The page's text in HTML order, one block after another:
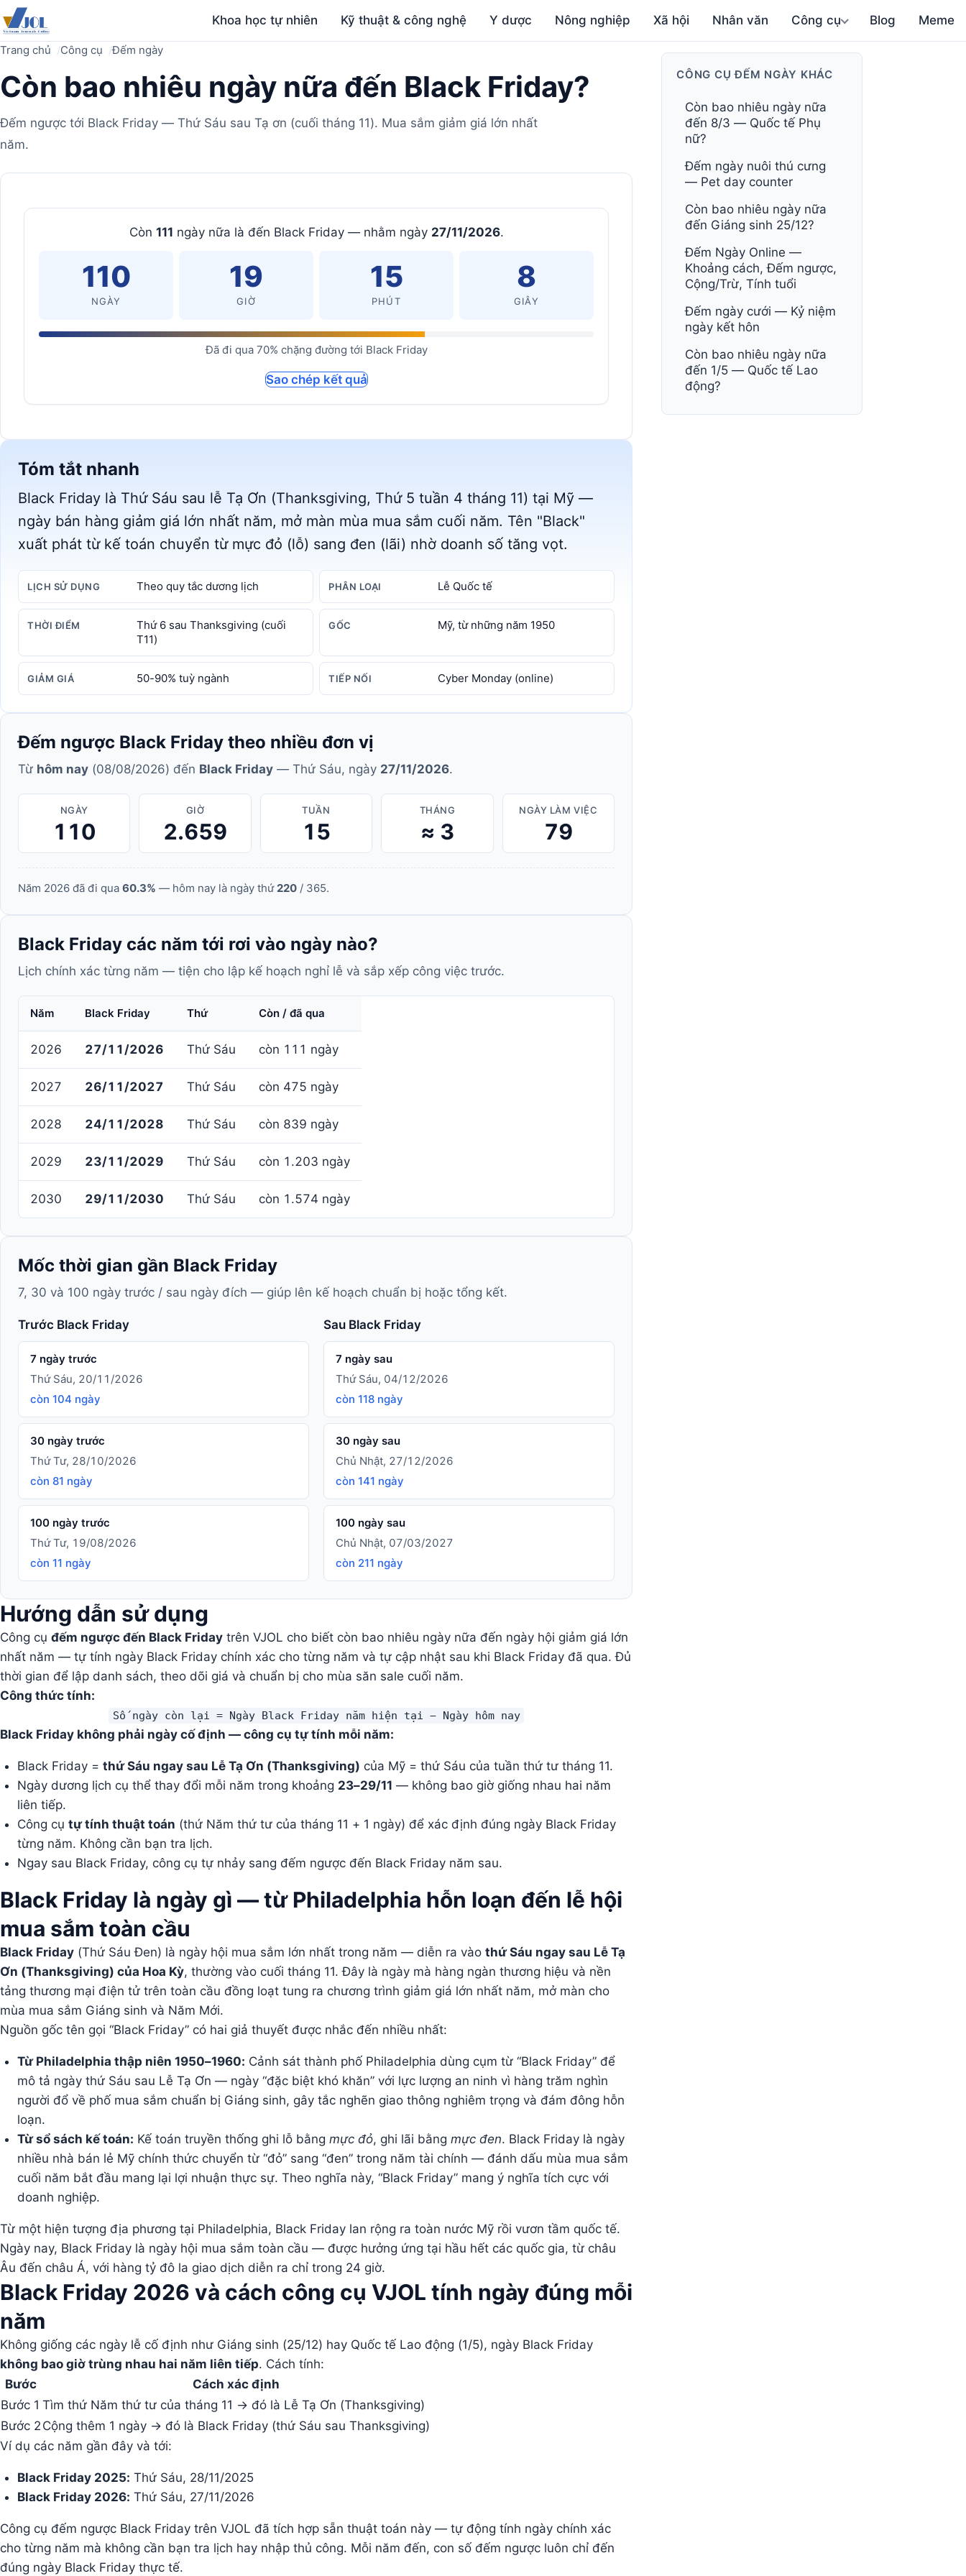
Khoa học tự nhiên Kỹ thuật & công nghệ Y dược Nông nghiệp Xã hội Nhân văn Công cụ Blog Meme
Trang chủ Công cụ Đếm ngày
Còn bao nhiêu ngày nữa đến Black Friday?
Đếm ngược tới Black Friday — Thứ Sáu sau Tạ ơn (cuối tháng 11). Mua sắm giảm giá lớn nhất
năm.
Máy
Còn 111 ngày nữa là đến Black Friday — nhằm ngày 27/11/2026.
110
NGÀY
19
GIỜ
15
PHÚT
7
GIÂY
Đã đi qua 70% chặng đường tới Black Friday
Sao chép kết quả
Tóm tắt nhanh
Black Friday là Thứ Sáu sau lễ Tạ Ơn (Thanksgiving, Thứ 5 tuần 4 tháng 11) tại Mỹ —
ngày bán hàng giảm giá lớn nhất năm, mở màn mùa mua sắm cuối năm. Tên "Black"
xuất phát từ kế toán chuyển từ mực đỏ (lỗ) sang đen (lãi) nhờ doanh số tăng vọt.
LỊCH SỬ DỤNG Theo quy tắc dương lịch PHÂN LOẠI Lễ Quốc tế
THỜI ĐIỂM
Thứ 6 sau Thanksgiving (cuối
T11)
GỐC Mỹ, từ những năm 1950
GIẢM GIÁ 50-90% tuỳ ngành TIẾP NỐI Cyber Monday (online)
Đếm ngược Black Friday theo nhiều đơn vị
Từ hôm nay (08/08/2026) đến Black Friday — Thứ Sáu, ngày 27/11/2026.
NGÀY
110
GIỜ
2.659
TUẦN
15
THÁNG
≈ 3
NGÀY LÀM VIỆC
79
Năm 2026 đã đi qua 60.3% — hôm nay là ngày thứ 220 / 365.
Black Friday các năm tới rơi vào ngày nào?
Lịch chính xác từng năm — tiện cho lập kế hoạch nghỉ lễ và sắp xếp công việc trước.
Năm Black Friday Thứ Còn / đã qua
2026 27/11/2026 Thứ Sáu còn 111 ngày
2027 26/11/2027 Thứ Sáu còn 475 ngày
2028 24/11/2028 Thứ Sáu còn 839 ngày
2029 23/11/2029 Thứ Sáu còn 1.203 ngày
2030 29/11/2030 Thứ Sáu còn 1.574 ngày
Mốc thời gian gần Black Friday
7, 30 và 100 ngày trước / sau ngày đích — giúp lên kế hoạch chuẩn bị hoặc tổng kết.
Trước Black Friday
7 ngày trước
Thứ Sáu, 20/11/2026
còn 104 ngày
30 ngày trước
Thứ Tư, 28/10/2026
còn 81 ngày
100 ngày trước
Thứ Tư, 19/08/2026
còn 11 ngày
Sau Black Friday
7 ngày sau
Thứ Sáu, 04/12/2026
còn 118 ngày
30 ngày sau
Chủ Nhật, 27/12/2026
còn 141 ngày
100 ngày sau
Chủ Nhật, 07/03/2027
còn 211 ngày
Hướng dẫn sử dụng
Công cụ đếm ngược đến Black Friday trên VJOL cho biết còn bao nhiêu ngày nữa đến ngày hội giảm giá lớn
nhất năm — tự tính ngày Black Friday chính xác cho từng năm và tự cập nhật sau khi Black Friday đã qua. Đủ
thời gian để lập danh sách, theo dõi giá và chuẩn bị cho mùa săn sale cuối năm.
Công thức tính:
Số ngày còn lại = Ngày Black Friday năm hiện tại − Ngày hôm nay
Black Friday không phải ngày cố định — công cụ tự tính mỗi năm:
Black Friday = thứ Sáu ngay sau Lễ Tạ Ơn (Thanksgiving) của Mỹ = thứ Sáu của tuần thứ tư tháng 11.
Ngày dương lịch cụ thể thay đổi mỗi năm trong khoảng 23–29/11 — không bao giờ giống nhau hai năm
liên tiếp.
Công cụ tự tính thuật toán (thứ Năm thứ tư của tháng 11 + 1 ngày) để xác định đúng ngày Black Friday
từng năm. Không cần bạn tra lịch.
Ngay sau Black Friday, công cụ tự nhảy sang đếm ngược đến Black Friday năm sau.
Black Friday là ngày gì — từ Philadelphia hỗn loạn đến lễ hội
mua sắm toàn cầu
Black Friday (Thứ Sáu Đen) là ngày hội mua sắm lớn nhất trong năm — diễn ra vào thứ Sáu ngay sau Lễ Tạ
Ơn (Thanksgiving) của Hoa Kỳ, thường vào cuối tháng 11. Đây là ngày mà hàng ngàn thương hiệu và nền
tảng thương mại điện tử trên toàn cầu đồng loạt tung ra chương trình giảm giá lớn nhất năm, mở màn cho
mùa mua sắm Giáng sinh và Năm Mới.
Nguồn gốc tên gọi “Black Friday” có hai giả thuyết được nhắc đến nhiều nhất:
Từ Philadelphia thập niên 1950–1960: Cảnh sát thành phố Philadelphia dùng cụm từ “Black Friday” để
mô tả ngày thứ Sáu sau Lễ Tạ Ơn — ngày “đặc biệt khó khăn” với lực lượng an ninh vì hàng trăm nghìn
người đổ về phố mua sắm chuẩn bị Giáng sinh, gây tắc nghẽn giao thông nghiêm trọng và đám đông hỗn
loạn.
Từ sổ sách kế toán: Kế toán truyền thống ghi lỗ bằng mực đỏ, ghi lãi bằng mực đen. Black Friday là ngày
nhiều nhà bán lẻ Mỹ chính thức chuyển từ “đỏ” sang “đen” trong năm tài chính — đánh dấu mùa mua sắm
cuối năm bắt đầu mang lại lợi nhuận thực sự. Theo nghĩa này, “Black Friday” mang ý nghĩa tích cực với
doanh nghiệp.
Từ một hiện tượng địa phương tại Philadelphia, Black Friday lan rộng ra toàn nước Mỹ rồi vươn tầm quốc tế.
Ngày nay, Black Friday là ngày hội mua sắm toàn cầu — được hưởng ứng tại hầu hết các quốc gia, từ châu
Âu đến châu Á, với hàng tỷ đô la giao dịch diễn ra chỉ trong 24 giờ.
Black Friday 2026 và cách công cụ VJOL tính ngày đúng mỗi
năm
Không giống các ngày lễ cố định như Giáng sinh (25/12) hay Quốc tế Lao động (1/5), ngày Black Friday
không bao giờ trùng nhau hai năm liên tiếp. Cách tính:
Bước
Cách xác định
Bước 1 Tìm thứ Năm thứ tư của tháng 11 → đó là Lễ Tạ Ơn (Thanksgiving)
Bước 2 Cộng thêm 1 ngày → đó là Black Friday (thứ Sáu sau Thanksgiving)
Ví dụ các năm gần đây và tới:
Black Friday 2025: Thứ Sáu, 28/11/2025
Black Friday 2026: Thứ Sáu, 27/11/2026
Công cụ đếm ngược Black Friday trên VJOL đã tích hợp sẵn thuật toán này — tự động tính ngày chính xác
cho từng năm mà không cần bạn tra lịch hay nhập thủ công. Mỗi năm đến, con số đếm ngược luôn chỉ đến
đúng ngày Black Friday thực tế.
CÔNG CỤ ĐẾM NGÀY KHÁC
Còn bao nhiêu ngày nữa
đến 8/3 — Quốc tế Phụ
nữ?
Đếm ngày nuôi thú cưng
— Pet day counter
Còn bao nhiêu ngày nữa
đến Giáng sinh 25/12?
Đếm Ngày Online —
Khoảng cách, Đếm ngược,
Cộng/Trừ, Tính tuổi
Đếm ngày cưới — Kỷ niệm
ngày kết hôn
Còn bao nhiêu ngày nữa
đến 1/5 — Quốc tế Lao
động?